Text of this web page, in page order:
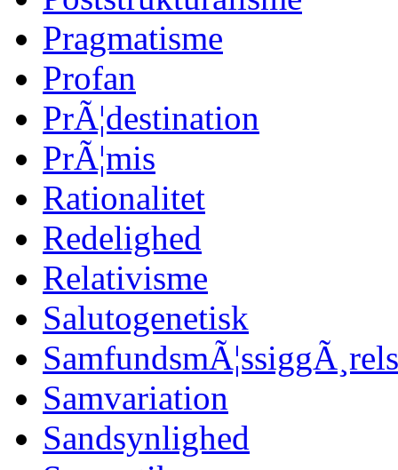
Pragmatisme
Profan
PrÃ¦destination
PrÃ¦mis
Rationalitet
Redelighed
Relativisme
Salutogenetisk
Samvariation
Sandsynlighed